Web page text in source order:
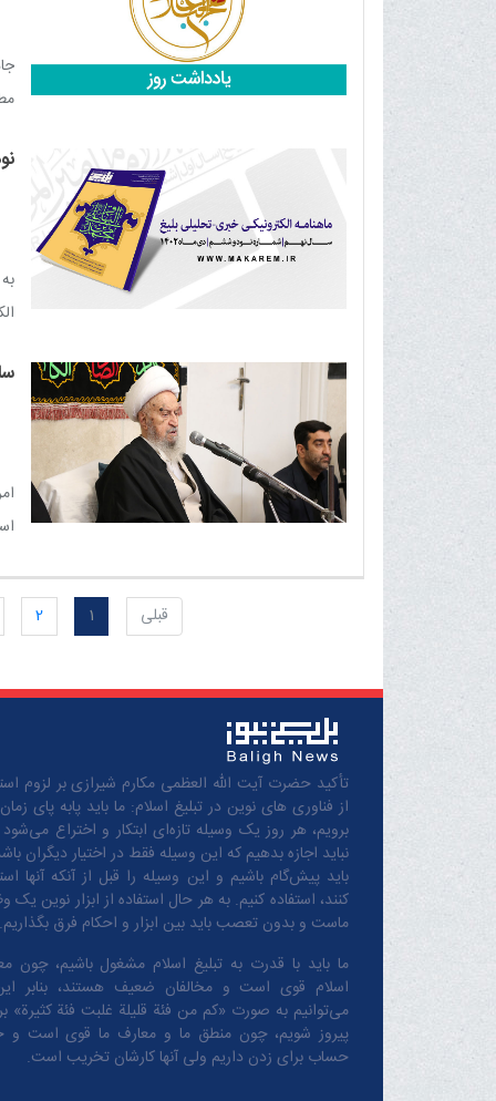
قبلی 1
2
تأکید حضرت آیت الله العظمی مکارم شیرازی بر لزوم
از فناوری های نوین در تبلیغ اسلام: ما باید پابه پای
برویم، هر روز یک وسیله تازه‌ای ابتکار و اختراع
نباید اجازه بدهیم که این وسیله فقط در اختیار دیگران
باید پیش‌گام باشیم و این وسیله را قبل از آنکه آنها
کنند، استفاده کنیم. به هر حال استفاده از ابزار نوین یک
ماست و بدون تعصب باید بین ابزار و احکام فرق بگذاریم.
ما باید با قدرت به تبلیغ اسلام مشغول باشیم، چون
اسلام قوی است و مخالفان ضعیف هستند، بنابر
می‌توانیم به صورت «کم من فئة قلیلة غلبت فئة کثیرة» بر
پیروز شویم، چون منطق‌ ما و معارف ‌ما قوی است و
حساب برای زدن داریم ولی آنها کارشان تخریب است.